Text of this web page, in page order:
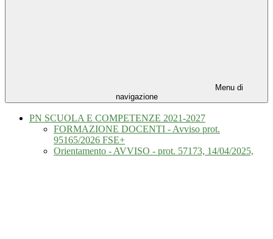
Menu di
navigazione
PN SCUOLA E COMPETENZE 2021-2027
FORMAZIONE DOCENTI - Avviso prot.
95165/2026 FSE+
Orientamento - AVVISO - prot. 57173, 14/04/2025,